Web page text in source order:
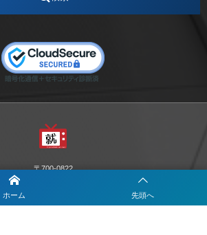
ホーム 先頭へ
イン カイタック
経営 キーエンス解剖
セレクトショップ
ナカシマプロペラ株式会社
ートルダム清心
〒700-0822
山市北区表町1-10-34山陽ビル2階
Y&I Communication.LABO